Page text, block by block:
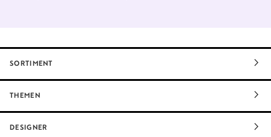
SORTIMENT
THEMEN
DESIGNER